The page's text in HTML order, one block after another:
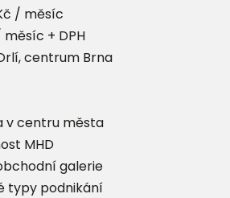
/ měsíc
měsíc + DPH
centrum Brna
v centru města
MHD
galerie
typy podnikání